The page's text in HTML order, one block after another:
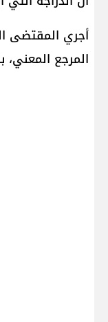
أجري المقتضى
المرجع